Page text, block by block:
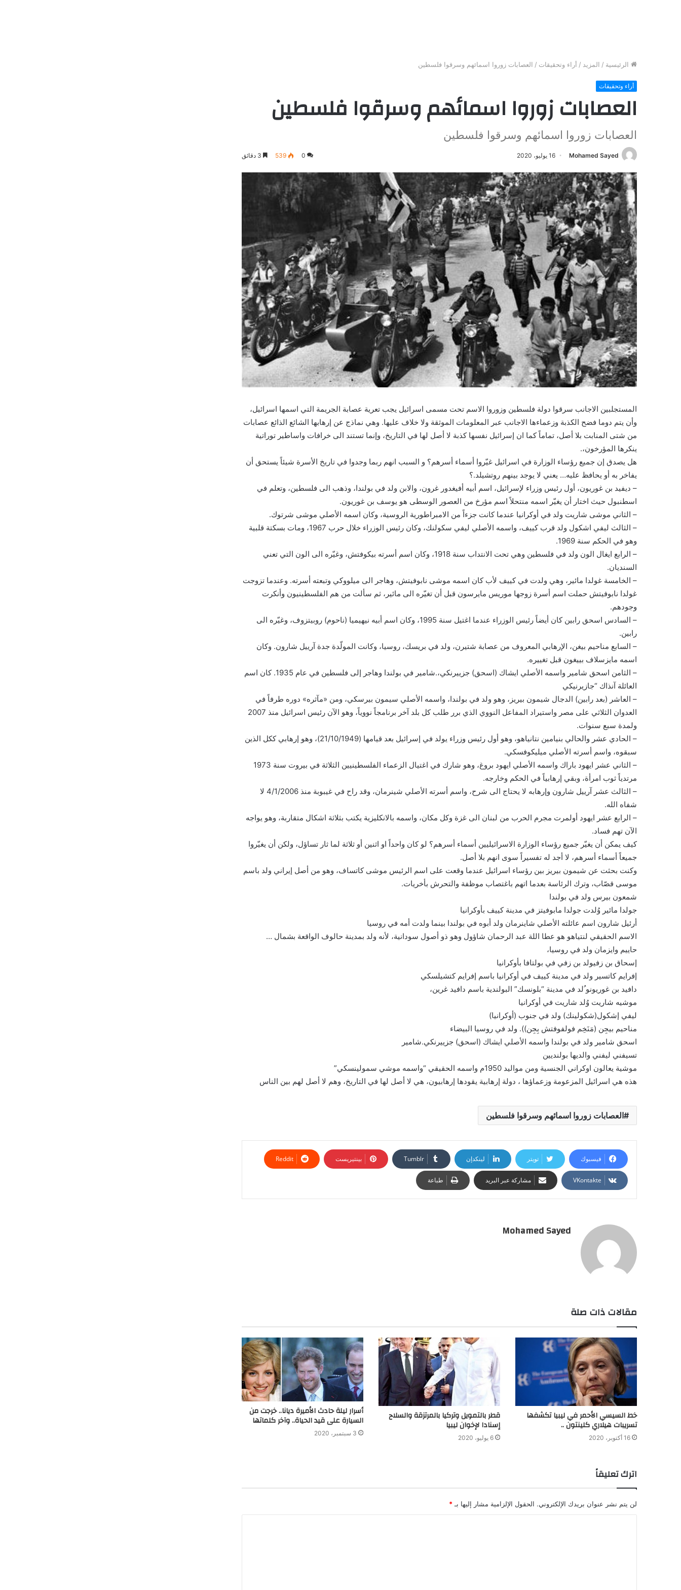
الرئيسية / المزيد / أراء وتحقيقات / العصابات زوروا اسمائهم وسرقوا فلسطين
أراء وتحقيقات
العصابات زوروا اسمائهم وسرقوا فلسطين
العصابات زوروا اسمائهم وسرقوا فلسطين
Mohamed Sayed 16 يوليو، 2020 0
539
المستجلبين الاجانب سرقوا دولة فلسطين وزوروا الاسم تحت مسمى اسرائيل يجب تعرية عصابة الجريمة التي اسمها اسرائيل،
وأن يتم دوما فضح الكذبة وزعماءها الاجانب عبر المعلومات الموثقة ولا خلاف عليها. وهي نماذج عن إرهابها الشائع الذائع عصابات
من شتى المنابت بلا أصل، تماماً كما ان إسرائيل نفسها كذبة لا أصل لها في التاريخ، وإنما تستند الى خرافات واساطير توراتية
ينكرها المؤرخون،.
هل يصدق إن جميع رؤساء الوزارة في اسرائيل غيّروا أسماء أسرهم؟ و السبب انهم ربما وجدوا في تاريخ الأسرة شيئاً يستحق أن
يفاخر به أو يحافظ عليه… يعني لا يوجد بينهم روتشيلد.؟
– ديفيد بن غوريون، أول رئيس وزراء لإسرائيل، اسم أبيه أفيغدور غرون، والابن ولد في بولندا، وذهب الى فلسطين، وتعلم في
اسطنبول حيث اختار أن يغيّر اسمه منتحلاً اسم مؤرخ من العصور الوسطى هو يوسف بن غوريون.
– الثاني موشى شاريت ولد في أوكرانيا عندما كانت جزءاً من الامبراطورية الروسية، وكان اسمه الأصلي موشى شرتوك.
– الثالث ليفي اشكول ولد قرب كييف، واسمه الأصلي ليفي سكولنك، وكان رئيس الوزراء خلال حرب 1967، ومات بسكتة قلبية
وهو في الحكم سنة 1969.
– الرابع ايغال الون ولد في فلسطين وهي تحت الانتداب سنة 1918، وكان اسم أسرته بيكوفتش، وغيّره الى الون التي تعني
السنديان.
– الخامسة غولدا مائير، وهي ولدت في كييف لأب كان اسمه موشى نابوفيتش، وهاجر الى ميلووكي وتبعته أسرته. وعندما تزوجت
غولدا نابوفيتش حملت اسم أسرة زوجها موريس مايرسون قبل أن تغيّره الى مائير، ثم سألت من هم الفلسطينيون وأنكرت
وجودهم.
– السادس اسحق رابين كان أيضاً رئيس الوزراء عندما اغتيل سنة 1995، وكان اسم أبيه نيهيميا (ناحوم) روبيتزوف، وغيّره الى
رابين.
– السابع مناحيم بيغن، الإرهابي المعروف من عصابة شتيرن، ولد في بريسك، روسيا، وكانت المولّدة جدة آرييل شارون. وكان
اسمه مايزسلاف بييغون قبل تغييره.
– الثامن اسحق شامير واسمه الأصلي ايشاك (اسحق) جزييرنكي،.شامير في بولندا وهاجر إلى فلسطين في عام 1935. كان اسم
العائلة آنذاك “جازيرنيكي
– العاشر (بعد رابين) الدجال شيمون بيريز، وهو ولد في بولندا، واسمه الأصلي سيمون بيرسكي، ومن «مآثره» دوره طرفاً في
العدوان الثلاثي على مصر واستيراد المفاعل النووي الذي برر طلب كل بلد آخر برنامجاً نووياً، وهو الآن رئيس اسرائيل منذ 2007
ولمدة سبع سنوات.
– الحادي عشر والحالي بنيامين نتانياهو، وهو أول رئيس وزراء يولد في إسرائيل بعد قيامها (21/10/1949)، وهو إرهابي ككل الذين
سبقوه، واسم أسرته الأصلي ميليكوفسكي.
– الثاني عشر ايهود باراك واسمه الأصلي ايهود بروغ، وهو شارك في اغتيال الزعماء الفلسطينيين الثلاثة في بيروت سنة 1973
مرتدياً ثوب امرأة، وبقي إرهابياً في الحكم وخارجه.
– الثالث عشر آرييل شارون وإرهابه لا يحتاج الى شرح، واسم أسرته الأصلي شينرمان، وقد راح في غيبوبة منذ 4/1/2006 لا
شفاه الله.
– الرابع عشر ايهود أولمرت مجرم الحرب من لبنان الى غزة وكل مكان، واسمه بالانكليزية يكتب بثلاثة اشكال متقاربة، وهو يواجه
الآن تهم فساد.
كيف يمكن أن يغيّر جميع رؤساء الوزارة الاسرائيليين أسماء أسرهم؟ لو كان واحداً او اثنين أو ثلاثة لما ثار تساؤل، ولكن أن يغيّروا
جميعاً أسماء أسرهم، لا أجد له تفسيراً سوى انهم بلا أصل.
وكنت بحثت عن شيمون بيريز بين رؤساء اسرائيل عندما وقعت على اسم الرئيس موشى كاتساف، وهو من أصل إيراني ولد باسم
موسى قصّاب، وترك الرئاسة بعدما اتهم باغتصاب موظفة والتحرش بأخريات.
شمعون بيرس ولد في بولندا
جولدا مائير وُلدت جولدا مابوفيتز في مدينة كييف بأوكرانيا
أرئيل شارون اسم عائلته الأصلي شاينرمان ولد أبوه في بولندا بينما ولدت أمه في روسيا
الاسم الحقيقي لنتياهو هو عطا اللة عبد الرحمان شاؤول وهو ذو أصول سودانية، لأنه ولد بمدينة حالوف الواقعة بشمال …
حاييم وايزمان ولد في روسيا،
إسحاق بن زفيولد بن زفي في بولتافا بأوكرانيا
إفرايم كاتسير ولد في مدينة كييف في أوكرانيا باسم إفرايم كتشيلسكي
دافيد بن غوريونو ُلد في مدينة “بلونسك” البولندية باسم دافيد غرين،
موشيه شاريت وُلد شاريت في أوكرانيا
ليفي إشكول(شكولينك) ولد في جنوب (أوكرانيا)
مناحيم بيجِن (مَنَخِم فولفوفتش بِجِن)). ولد في روسيا البيضاء
اسحق شامير ولد في بولندا واسمه الأصلي ايشاك (اسحق) جزييرنكي.شامير
تسيفني ليفني والديها بولنديين
موشية يعالون اوكراني الجنسية ومن مواليد 1950م واسمه الحقيقي “واسمه موشي سمولينسكي”
هذه هي اسرائيل المزعومة وزعماؤها ، دولة إرهابية يقودها إرهابيون، هي لا أصل لها في التاريخ، وهم لا أصل لهم بين الناس
العصابات زوروا اسمائهم وسرقوا فلسطين
فيسبوك تويتر لينكدإن بينتيريست
مشاركة عبر البريد طباعة
Mohamed Sayed
مقالات ذات صلة
خط السيسي الأحمر في ليبيا تكشفها
تسريبات هيلاري كلينتون ..
16 أكتوبر، 2020
قطر بالتمويل وتركيا بالمرتزقة والسلاح
إسنادا لإخوان ليبيا
6 يوليو، 2020
أسرار ليلة حادث الأميرة ديانا.. خرجت من
السيارة على قيد الحياة.. وآخر كلماتها
3 سبتمبر، 2020
اترك تعليقاً
لن يتم نشر عنوان بريدك الإلكتروني. الحقول الإلزامية مشار إليها بـ *